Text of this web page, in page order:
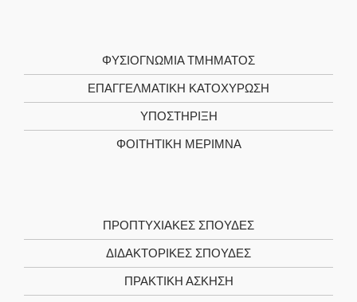
ΦΥΣΙΟΓΝΩΜΙΑ ΤΜΗΜΑΤΟΣ
ΕΠΑΓΓΕΛΜΑΤΙΚΗ ΚΑΤΟΧΥΡΩΣΗ
ΥΠΟΣΤΗΡΙΞΗ
ΦΟΙΤΗΤΙΚΗ ΜΕΡΙΜΝΑ
ΠΡΟΠΤΥΧΙΑΚΕΣ ΣΠΟΥΔΕΣ
ΔΙΔΑΚΤΟΡΙΚΕΣ ΣΠΟΥΔΕΣ
ΠΡΑΚΤΙΚΗ ΑΣΚΗΣΗ